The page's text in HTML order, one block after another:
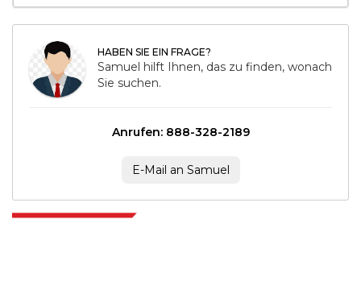
HABEN SIE EIN FRAGE?
Samuel hilft Ihnen, das zu finden, wonach
Sie suchen.
Anrufen: 888-328-2189
E-Mail an Samuel